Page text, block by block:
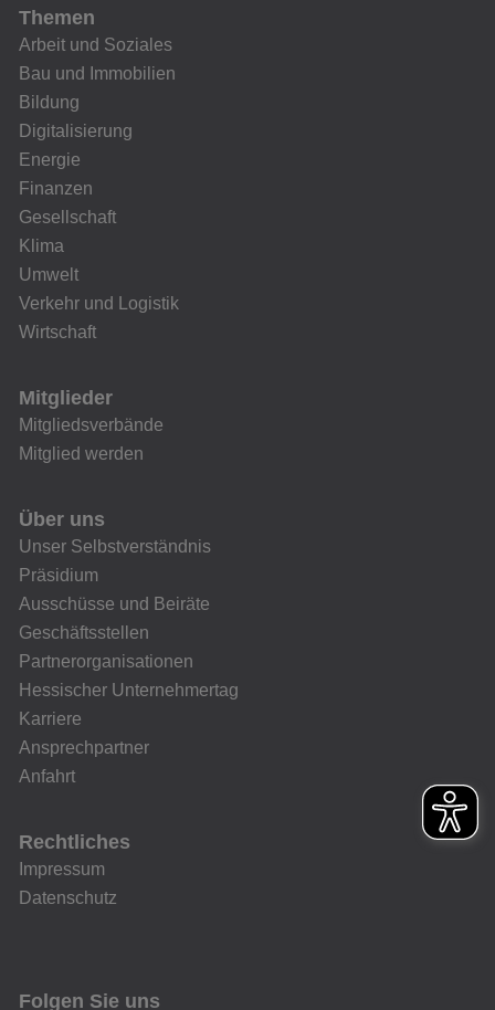
Themen
Arbeit und Soziales
Bau und Immobilien
Bildung
Digitalisierung
Energie
Finanzen
Gesellschaft
Klima
Umwelt
Verkehr und Logistik
Wirtschaft
Mitglieder
Mitgliedsverbände
Mitglied werden
Über uns
Unser Selbstverständnis
Präsidium
Ausschüsse und Beiräte
Geschäftsstellen
Partnerorganisationen
Hessischer Unternehmertag
Karriere
Ansprechpartner
Anfahrt
Rechtliches
Impressum
Datenschutz
Folgen Sie uns